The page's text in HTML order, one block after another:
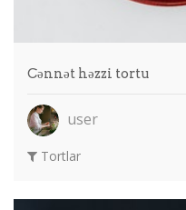
Cənnət həzzi tortu
user
Tortlar